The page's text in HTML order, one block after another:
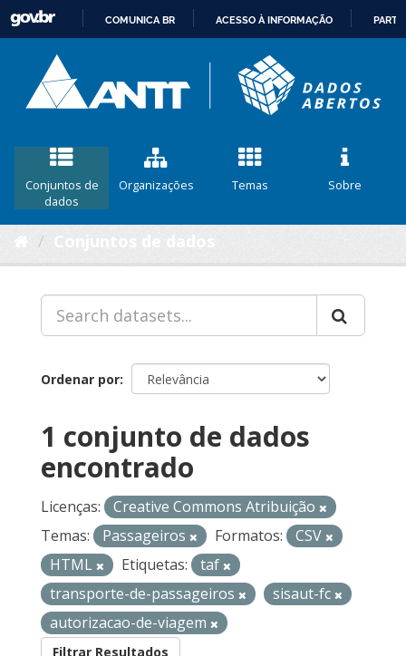
CONTEÚDO
COMUNICA BR ACESSO À INFORMAÇÃO
Conjuntos de
dados
Organizações Temas Sobre
Ordenar por
1 conjunto de dados
encontrado
Licenças:
Creative Commons Atribuição
Temas:
Passageiros Formatos:
CSV
HTML
Etiquetas:
taf
transporte-de-passageiros
sisaut-fc
autorizacao-de-viagem
Filtrar Resultados